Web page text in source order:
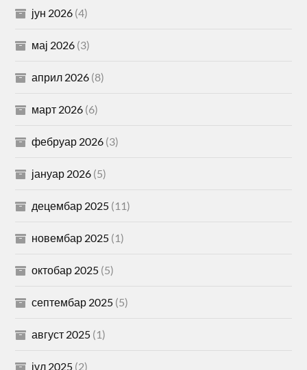
јун 2026 (4)
мај 2026 (3)
април 2026 (8)
март 2026 (6)
фебруар 2026 (3)
јануар 2026 (5)
децембар 2025 (11)
новембар 2025 (1)
октобар 2025 (5)
септембар 2025 (5)
август 2025 (1)
јул 2025 (2)